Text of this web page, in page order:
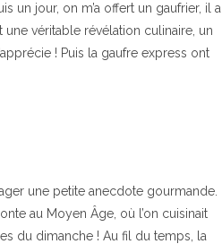
un jour, on m’a offert un gaufrier, il a
véritable révélation culinaire, un
! Puis la gaufre express ont
une petite anecdote gourmande.
au Moyen Âge, où l’on cuisinait
du dimanche ! Au fil du temps, la